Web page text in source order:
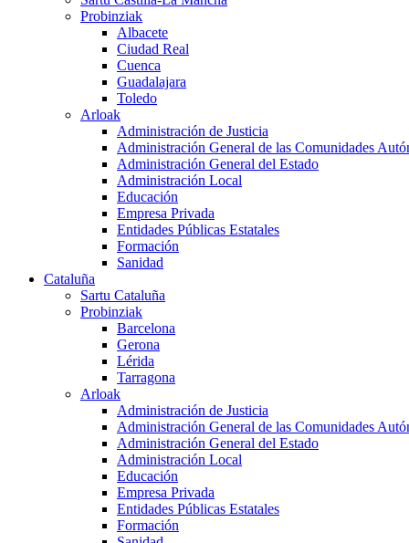
Probinziak
Albacete
Ciudad Real
Cuenca
Guadalajara
Toledo
Arloak
Administración de Justicia
Administración General de las Comunidades
Administración General del Estado
Administración Local
Educación
Empresa Privada
Entidades Públicas Estatales
Formación
Sanidad
Cataluña
Sartu Cataluña
Probinziak
Barcelona
Gerona
Lérida
Tarragona
Arloak
Administración de Justicia
Administración General de las Comunidades
Administración General del Estado
Administración Local
Educación
Empresa Privada
Entidades Públicas Estatales
Formación